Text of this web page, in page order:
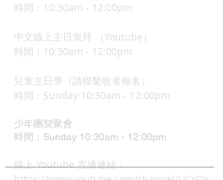
時間：10:30am - 12:00pm
中文線上主日崇拜 （Youtube）
時間：10:30am - 12:00pm
兒童主日學（請聯繫牧者報名）
​時間：Sunday 10:30am - 12:00pm
少年團契聚會
時間：Sunday 10:30am - 12:00pm
​線上 Youtube 直播連結：